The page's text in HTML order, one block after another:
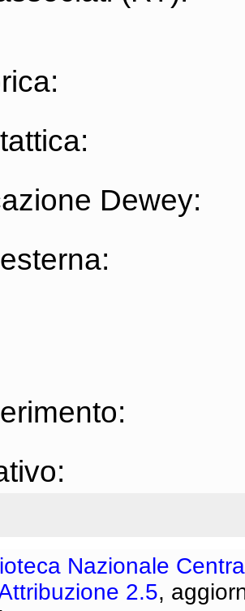
Dewey:
Nazionale
2.5,